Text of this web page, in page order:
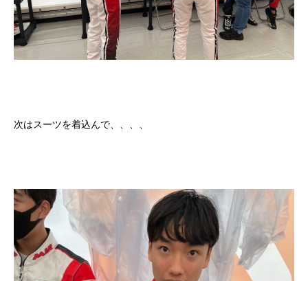
次はスーツを着込んで、、、、